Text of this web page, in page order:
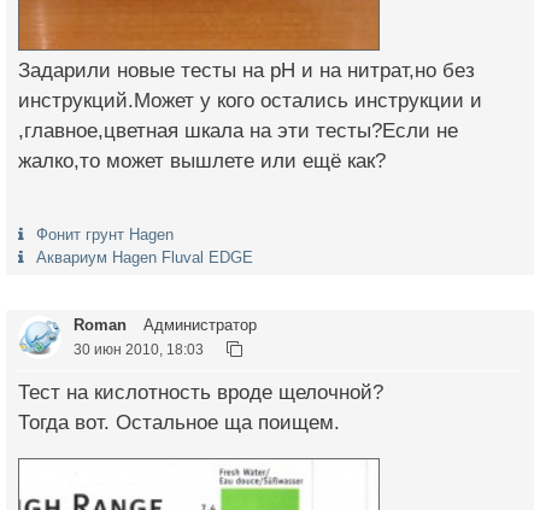
Задарили новые тесты на рН и на нитрат,но без
инструкций.Может у кого остались инструкции и
,главное,цветная шкала на эти тесты?Если не
жалко,то может вышлете или ещё как?
Фонит грунт Hagen
Аквариум Hagen Fluval EDGE
Roman Администратор
30 июн 2010, 18:03
Тест на кислотность вроде щелочной?
Тогда вот. Остальное ща поищем.